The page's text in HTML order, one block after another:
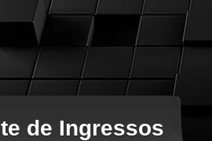
de Ingressos